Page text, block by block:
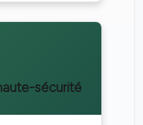
sécurité